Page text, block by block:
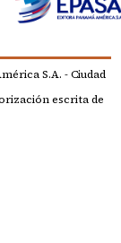
S.A. - Ciudad
escrita de